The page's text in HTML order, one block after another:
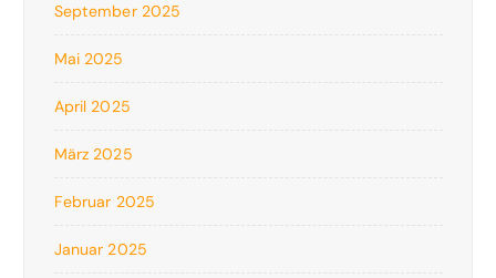
September 2025
Mai 2025
April 2025
März 2025
Februar 2025
Januar 2025